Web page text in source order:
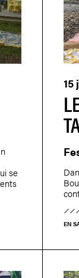
se
15
EN